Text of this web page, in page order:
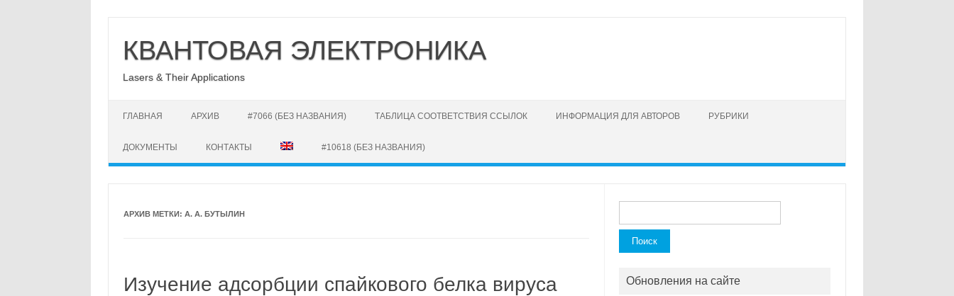
содержимому
КВАНТОВАЯ ЭЛЕКТРОНИКА
Lasers & Their Applications
ГЛАВНАЯ АРХИВ #7066 (БЕЗ НАЗВАНИЯ) ТАБЛИЦА СООТВЕТСТВИЯ ССЫЛОК ИНФОРМАЦИЯ ДЛЯ АВТОРОВ РУБРИКИ
ДОКУМЕНТЫ КОНТАКТЫ #10618 (БЕЗ НАЗВАНИЯ)
АРХИВ МЕТКИ: А. А. БУТЫЛИН
Изучение адсорбции спайкового белка вируса
Обновления на сайте